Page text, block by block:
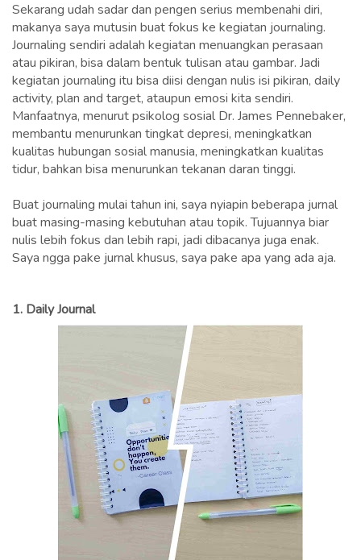
Sekarang udah sadar dan pengen serius membenahi diri,
makanya saya mutusin buat fokus ke kegiatan journaling.
Journaling sendiri adalah kegiatan menuangkan perasaan
atau pikiran, bisa dalam bentuk tulisan atau gambar. Jadi
kegiatan journaling itu bisa diisi dengan nulis isi pikiran, daily
activity, plan and target, ataupun emosi kita sendiri.
Manfaatnya, menurut psikolog sosial Dr. James Pennebaker,
membantu menurunkan tingkat depresi, meningkatkan
kualitas hubungan sosial manusia, meningkatkan kualitas
tidur, bahkan bisa menurunkan tekanan daran tinggi.
Buat journaling mulai tahun ini, saya nyiapin beberapa jurnal
buat masing-masing kebutuhan atau topik. Tujuannya biar
nulis lebih fokus dan lebih rapi, jadi dibacanya juga enak.
Saya ngga pake jurnal khusus, saya pake apa yang ada aja.
1. Daily Journal